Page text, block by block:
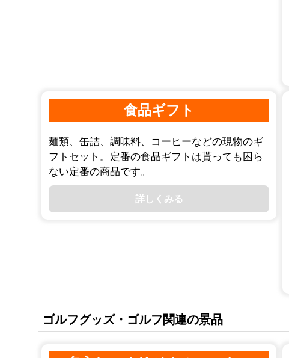
食品ギフト
麺類、缶詰、調味料、コーヒーなどの現物のギ
フトセット。定番の食品ギフトは貰っても困ら
ない定番の商品です。
詳しくみる
ゴルフグッズ・ゴルフ関連の景品